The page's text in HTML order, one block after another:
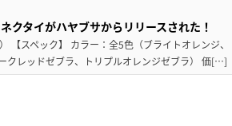
クタイがハヤブサからリリースされた！
【スペック】 カラー：全5色（ブライトオレンジ、
クレッドゼブラ、トリプルオレンジゼブラ） 価[…]